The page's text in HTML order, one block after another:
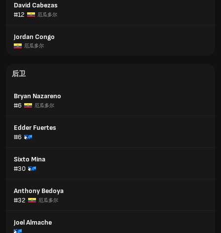
David Cabezas
#12
厄瓜多尔
Jordan Congo
厄瓜多尔
后卫
Bryan Nazareno
#6
厄瓜多尔
Edder Fuertes
#6
Sixto Mina
#30
Anthony Bedoya
#32
厄瓜多尔
Joel Almache